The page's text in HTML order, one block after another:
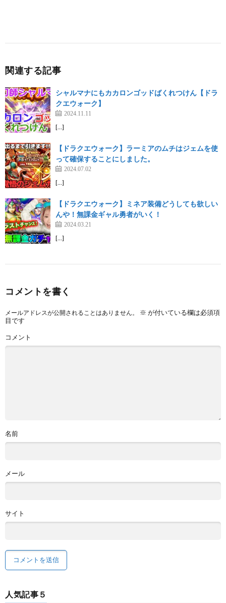
関連する記事
シャルマナにもカカロンゴッドばくれつけん【ドラ
クエウォーク】
2024.11.11
[…]
【ドラクエウォーク】ラーミアのムチはジェムを使
って確保することにしました。
2024.07.02
[…]
【ドラクエウォーク】ミネア装備どうしても欲しい
んや！無課金ギャル勇者がいく！
2024.03.21
[…]
コメントを書く
メールアドレスが公開されることはありません。 ※ が付いている欄は必須項
目です
コメント
名前
メール
サイト
人気記事５